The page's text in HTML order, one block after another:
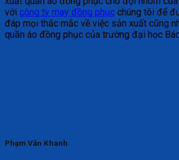
với công ty may đồng phục chúng tôi để
đáp mọi thắc mắc về việc sản xuất cũng
quần áo đồng phục của trường đại học
Phạm Văn Khanh